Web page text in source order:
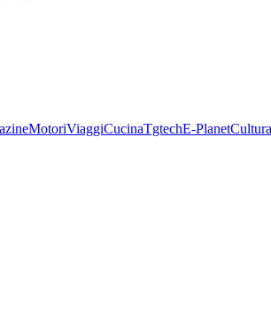
MotoriViaggiCucinaTgtechE-PlanetCultura